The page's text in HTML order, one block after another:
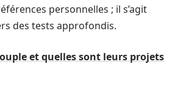
personnelles ; il s’agit
des tests approfondis.
et quelles sont leurs projets